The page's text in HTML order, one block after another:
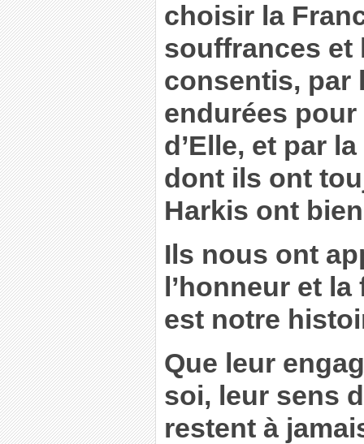
choisir la
souffrances et
consentis, par
endurées
d’Elle, et par
dont ils ont
Harkis ont
Ils nous ont
l’honneur et
est notre
Que leur
soi, leur sens
restent à